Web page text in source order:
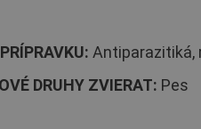
Antiparazitiká,
DRUHY ZVIERAT: Pes